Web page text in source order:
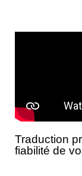
Traduction
fiabilité de